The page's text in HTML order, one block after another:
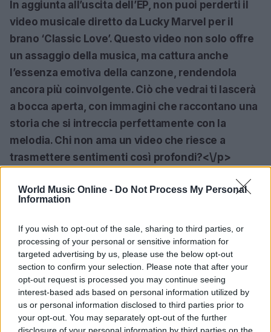
World Music Online - Do Not Process My Personal
Information
If you wish to opt-out of the sale, sharing to third parties, or
processing of your personal or sensitive information for
targeted advertising by us, please use the below opt-out
section to confirm your selection. Please note that after your
opt-out request is processed you may continue seeing
interest-based ads based on personal information utilized by
us or personal information disclosed to third parties prior to
your opt-out. You may separately opt-out of the further
In aggiunta all’uscita dell’EP, non puoi perderti il
video musicale diretto da Lucky Marvel per il
brano ‘Classic Love’. Questo video non solo offre
un assaggio della musica, ma cattura anche
l’essenza emotiva della canzone, rendendola
ancora più coinvolgente. Ciò che vedrai ti lascerà
a bocca aperta, con immagini che raccontano una
storia che si intreccia perfettamente con la
melodia. Chi non ama un video che riesce a
trasmettere sentimenti così profondi?<\/p>
In conclusione, l’attesa per il25 lugliocresce ogni
giorno di più. Sarà un’occasione imperdibile per
travolto da
‘Classic Love’
e a scoprire il talento
senza tempo di Kurt Vile e Luke Roberts! Non
dimenticare di segnarti la data, perché questa è
un’uscita che non vorrai assolutamente perdere!
<\/p>